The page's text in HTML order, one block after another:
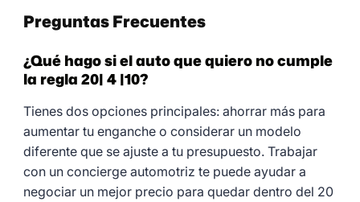
Preguntas Frecuentes
¿Qué hago si el auto que quiero no cumple
la regla 20| 4 |10?
Tienes dos opciones principales: ahorrar más para
aumentar tu enganche o considerar un modelo
diferente que se ajuste a tu presupuesto. Trabajar
con un concierge automotriz te puede ayudar a
negociar un mejor precio para quedar dentro del 20